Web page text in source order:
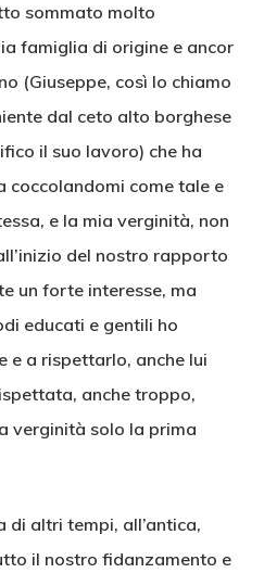
sommato molto
famiglia di origine e ancor
(Giuseppe, così lo chiamo
dal ceto alto borghese
il suo lavoro) che ha
coccolandomi come tale e
e la mia verginità, non
del nostro rapporto
un forte interesse, ma
educati e gentili ho
e a rispettarlo, anche lui
anche troppo,
verginità solo la prima
di altri tempi, all’antica,
il nostro fidanzamento e